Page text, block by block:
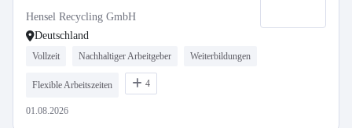
Hensel Recycling GmbH
Deutschland
Vollzeit Nachhaltiger Arbeitgeber Weiterbildungen
Flexible Arbeitszeiten 4
01.08.2026